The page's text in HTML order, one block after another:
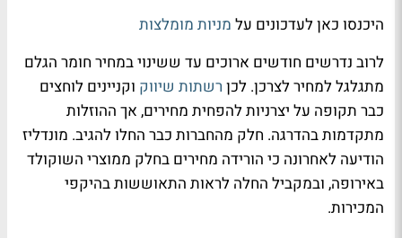
היכנסו כאן לעדכונים על מניות מומלצות
לרוב נדרשים חודשים ארוכים עד ששינוי במחיר חומר הגלם
מתגלגל למחיר לצרכן. לכן רשתות שיווק וקניינים לוחצים
כבר תקופה על יצרניות להפחית מחירים, אך ההוזלות
מתקדמות בהדרגה. חלק מהחברות כבר החלו להגיב. מונדליז
הודיעה לאחרונה כי הורידה מחירים בחלק ממוצרי השוקולד
באירופה, ובמקביל החלה לראות התאוששות בהיקפי
המכירות.